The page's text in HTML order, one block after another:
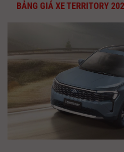
BẢNG GIÁ XE TERRITORY